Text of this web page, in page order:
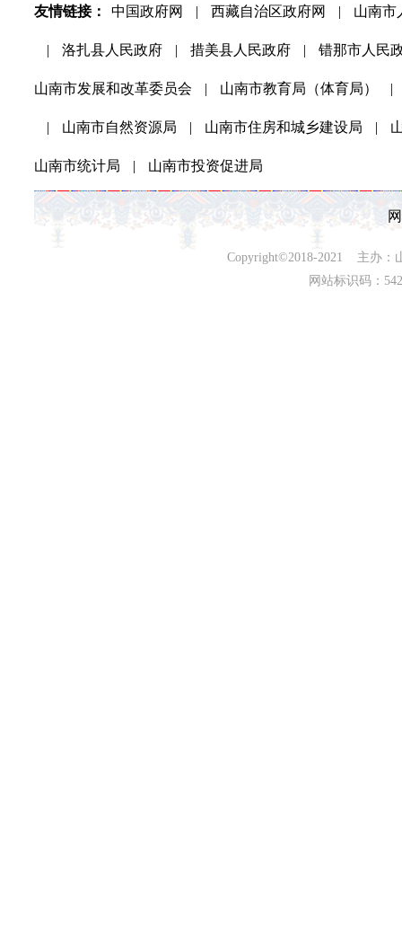
友情链接： 中国政府网 | 西藏自治区政府网 | 山南市
| 洛扎县人民政府 | 措美县人民政府 | 错那市人民
山南市发展和改革委员会 | 山南市教育局（体育局） |
| 山南市自然资源局 | 山南市住房和城乡建设局 |
山南市统计局 | 山南市投资促进局
Copyright©2018-2021 主办：
网站标识码：